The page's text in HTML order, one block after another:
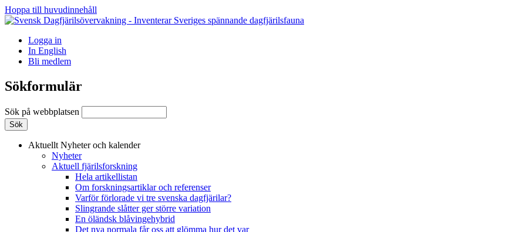
Hoppa till huvudinnehåll
Logga in
In English
Bli medlem
Sökformulär
Sök på webbplatsen
Aktuellt Nyheter och kalender
Nyheter
Aktuell fjärilsforskning
Hela artikellistan
Om forskningsartiklar och referenser
Varför förlorade vi tre svenska dagfjärilar?
Slingrande slåtter ger större variation
En öländsk blåvingehybrid
Det nya normala får oss att glömma hur det var